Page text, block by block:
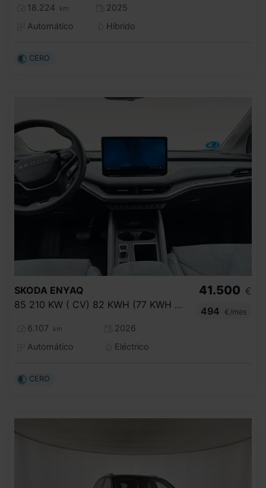
18.224 km
2025
Automático
Híbrido
CERO
SKODA ENYAQ
85 210 KW ( CV) 82 KWH (77 KWH NETA)
6.107 km
2026
Automático
Eléctrico
41.500 €
494
€/mes
CERO